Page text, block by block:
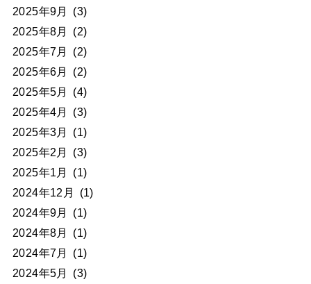
2025年9月
(3)
2025年8月
(2)
2025年7月
(2)
2025年6月
(2)
2025年5月
(4)
2025年4月
(3)
2025年3月
(1)
2025年2月
(3)
2025年1月
(1)
2024年12月
(1)
2024年9月
(1)
2024年8月
(1)
2024年7月
(1)
2024年5月
(3)